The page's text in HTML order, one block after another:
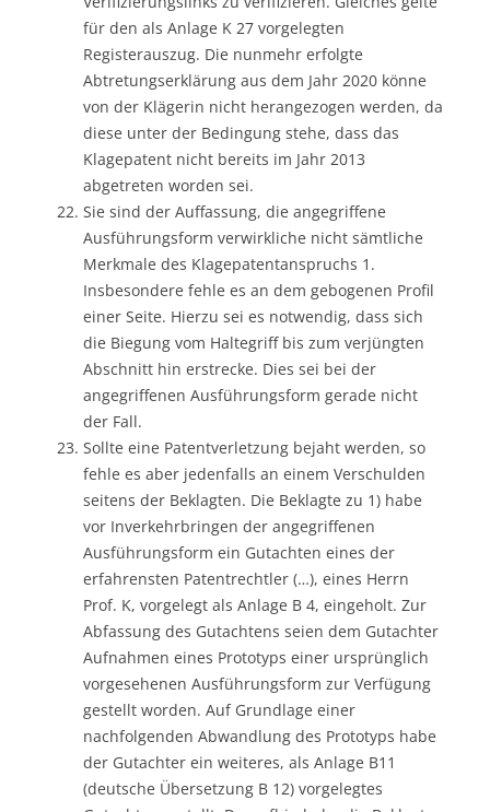
für den als Anlage K 27 vorgelegten
Registerauszug. Die nunmehr erfolgte
Abtretungserklärung aus dem Jahr 2020 könne
von der Klägerin nicht herangezogen werden, da
diese unter der Bedingung stehe, dass das
Klagepatent nicht bereits im Jahr 2013
abgetreten worden sei.
Sie sind der Auffassung, die angegriffene
Ausführungsform verwirkliche nicht sämtliche
Merkmale des Klagepatentanspruchs 1.
Insbesondere fehle es an dem gebogenen Profil
einer Seite. Hierzu sei es notwendig, dass sich
die Biegung vom Haltegriff bis zum verjüngten
Abschnitt hin erstrecke. Dies sei bei der
angegriffenen Ausführungsform gerade nicht
der Fall.
Sollte eine Patentverletzung bejaht werden, so
fehle es aber jedenfalls an einem Verschulden
seitens der Beklagten. Die Beklagte zu 1) habe
vor Inverkehrbringen der angegriffenen
Ausführungsform ein Gutachten eines der
erfahrensten Patentrechtler (…), eines Herrn
Prof. K, vorgelegt als Anlage B 4, eingeholt. Zur
Abfassung des Gutachtens seien dem Gutachter
Aufnahmen eines Prototyps einer ursprünglich
vorgesehenen Ausführungsform zur Verfügung
gestellt worden. Auf Grundlage einer
nachfolgenden Abwandlung des Prototyps habe
der Gutachter ein weiteres, als Anlage B11
(deutsche Übersetzung B 12) vorgelegtes